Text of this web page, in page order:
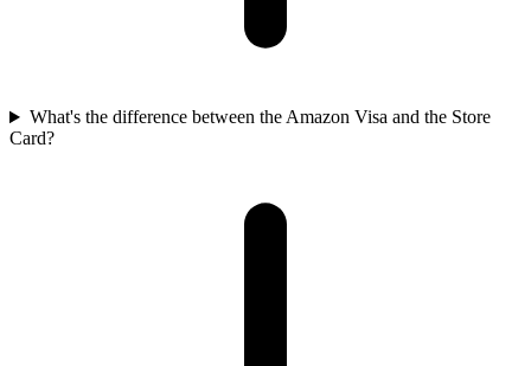
What's the difference between the Amazon Visa and the Store
Card?